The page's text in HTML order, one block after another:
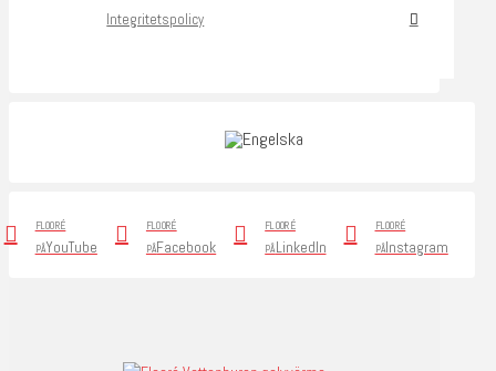
Integritetspolicy
FLOORÉ
PÅYouTube
FLOORÉ
PÅFacebook
FLOORÉ
PÅLinkedIn
FLOORÉ
PÅInstagram